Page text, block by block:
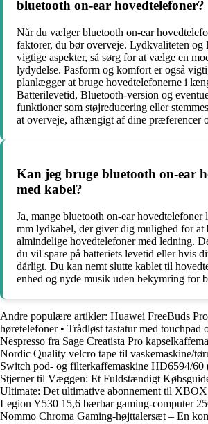
bluetooth on-ear hovedtelefoner?
Når du vælger bluetooth on-ear
faktorer, du bør overveje. Lydkvaliteten og
vigtige aspekter, så sørg for at vælge en
lydydelse. Pasform og komfort er også
planlægger at bruge hovedtelefonerne i
Batterilevetid, Bluetooth-version og
funktioner som støjreducering eller
at overveje, afhængigt af dine præferencer
Kan jeg bruge bluetooth on-ear
med kabel?
Ja, mange bluetooth on-ear hovedtelefoner
mm lydkabel, der giver dig mulighed for at
almindelige hovedtelefoner med ledning.
du vil spare på batteriets levetid eller hvis
dårligt. Du kan nemt slutte kablet til
enhed og nyde musik uden bekymring for
Andre populære artikler: Huawei FreeBuds
høretelefoner• Trådløst tastatur med touchpad
Nespresso fra Sage Creatista Pro
Nordic Quality velcro tape til vaskemaskine/
Switch pod- og filterkaffemaskine HD6594/60
Stjerner til Væggen: Et Fuldstændigt
Ultimate: Det ultimative abonnement til
Legion Y530 15,6 bærbar gaming-computer
Nommo Chroma Gaming-højttalersæt – En